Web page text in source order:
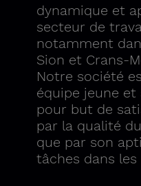
dynamique et
secteur de
notamment
Sion et Crans-
Notre société
équipe jeune
pour but de
par la qualité
que par son
tâches dans les